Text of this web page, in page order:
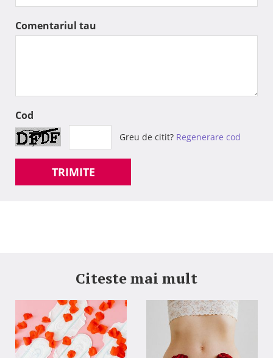
Comentariul tau
Cod
Greu de citit? Regenerare cod
TRIMITE
Citeste mai mult